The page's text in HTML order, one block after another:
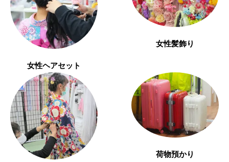
女性ヘアセット
女性髪飾り
荷物預かり